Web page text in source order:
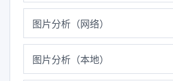
图片分析（网络）
图片分析（本地）